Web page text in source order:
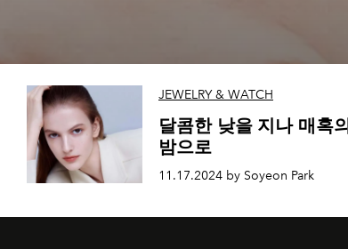
JEWELRY & WATCH
달콤한 낮을 지나 매혹의
밤으로
11.17.2024 by Soyeon Park